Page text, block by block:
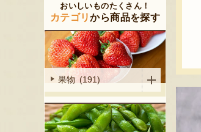
おいしいものたくさん！
カテゴリから商品を探す
果物 (191)